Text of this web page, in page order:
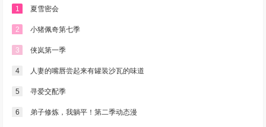
1 夏雪密会
2 小猪佩奇第七季
3 侠岚第一季
4 人妻的嘴唇尝起来有罐装沙瓦的味道
5 寻爱交配季
6 弟子修炼，我躺平！第二季动态漫